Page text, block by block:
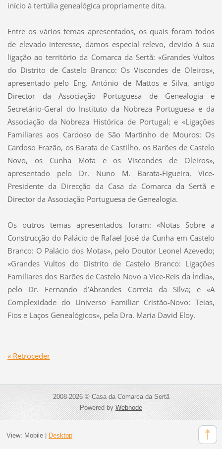
início à tertúlia genealógica propriamente dita.
Entre os vários temas apresentados, os quais foram todos
de elevado interesse, damos especial relevo, devido à sua
ligação ao território da Comarca da Sertã: «Grandes Vultos
do Distrito de Castelo Branco: Os Viscondes de Oleiros»,
apresentado pelo Eng. António de Mattos e Silva, antigo
Director da Associação Portuguesa de Genealogia e
Secretário-Geral do Instituto da Nobreza Portuguesa e da
Associação da Nobreza Histórica de Portugal; e «Ligações
Familiares aos Cardoso de São Martinho de Mouros: Os
Cardoso Frazão, os Barata de Castilho, os Barões de Castelo
Novo, os Cunha Mota e os Viscondes de Oleiros»,
apresentado pelo Dr. Nuno M. Barata-Figueira, Vice-
Presidente da Direcção da Casa da Comarca da Sertã e
Director da Associação Portuguesa de Genealogia.
Os outros temas apresentados foram: «Notas Sobre a
Construcção do Palácio de Rafael José da Cunha em Castelo
Branco: O Palácio dos Motas», pelo Doutor Leonel Azevedo;
«Grandes Vultos do Distrito de Castelo Branco: Ligações
Familiares dos Barões de Castelo Novo a Vice-Reis da Índia»,
pelo Dr. Fernando d’Abrandes Correia da Silva; e «A
Complexidade do Universo Familiar Cristão-Novo: Teias,
Fios e Laços Genealógicos», pela Dra. Maria David Eloy.
« Retroceder
2008-2026 © Casa da Comarca da Sertã
Powered byWebnode
View: Mobile| Desktop